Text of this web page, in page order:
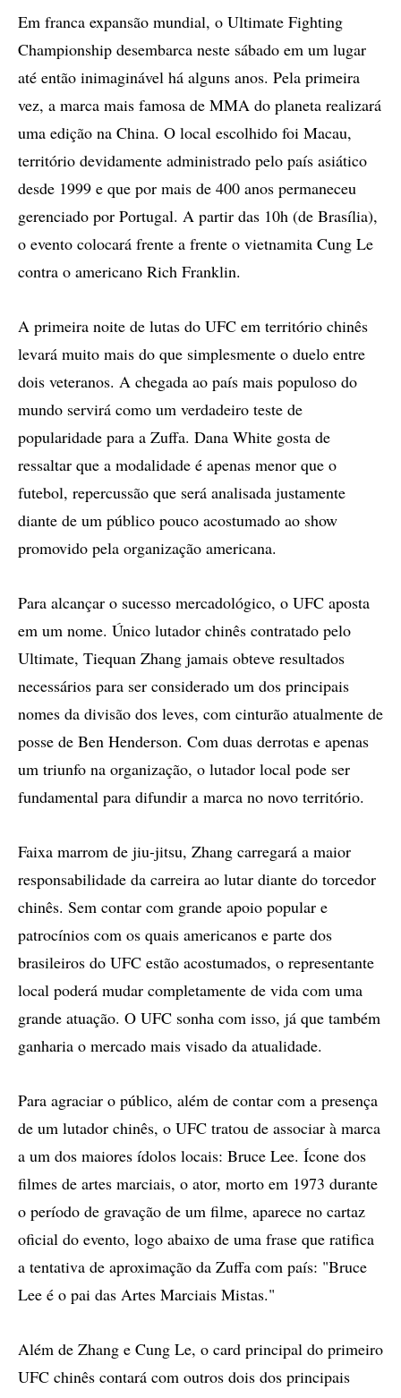
compartilhamento
Em franca expansão mundial, o Ultimate Fighting
Championship desembarca neste sábado em um lugar
até então inimaginável há alguns anos. Pela primeira
vez, a marca mais famosa de MMA do planeta realizará
uma edição na China. O local escolhido foi Macau,
território devidamente administrado pelo país asiático
desde 1999 e que por mais de 400 anos permaneceu
gerenciado por Portugal. A partir das 10h (de Brasília),
o evento colocará frente a frente o vietnamita Cung Le
contra o americano Rich Franklin.
A primeira noite de lutas do UFC em território chinês
levará muito mais do que simplesmente o duelo entre
dois veteranos. A chegada ao país mais populoso do
mundo servirá como um verdadeiro teste de
popularidade para a Zuffa. Dana White gosta de
ressaltar que a modalidade é apenas menor que o
futebol, repercussão que será analisada justamente
diante de um público pouco acostumado ao show
promovido pela organização americana.
Para alcançar o sucesso mercadológico, o UFC aposta
em um nome. Único lutador chinês contratado pelo
Ultimate, Tiequan Zhang jamais obteve resultados
necessários para ser considerado um dos principais
nomes da divisão dos leves, com cinturão atualmente de
posse de Ben Henderson. Com duas derrotas e apenas
um triunfo na organização, o lutador local pode ser
fundamental para difundir a marca no novo território.
Faixa marrom de jiu-jitsu, Zhang carregará a maior
responsabilidade da carreira ao lutar diante do torcedor
chinês. Sem contar com grande apoio popular e
patrocínios com os quais americanos e parte dos
brasileiros do UFC estão acostumados, o representante
local poderá mudar completamente de vida com uma
grande atuação. O UFC sonha com isso, já que também
ganharia o mercado mais visado da atualidade.
Para agraciar o público, além de contar com a presença
de um lutador chinês, o UFC tratou de associar à marca
a um dos maiores ídolos locais: Bruce Lee. Ícone dos
filmes de artes marciais, o ator, morto em 1973 durante
o período de gravação de um filme, aparece no cartaz
oficial do evento, logo abaixo de uma frase que ratifica
a tentativa de aproximação da Zuffa com país: "Bruce
Lee é o pai das Artes Marciais Mistas."
Além de Zhang e Cung Le, o card principal do primeiro
UFC chinês contará com outros dois dos principais